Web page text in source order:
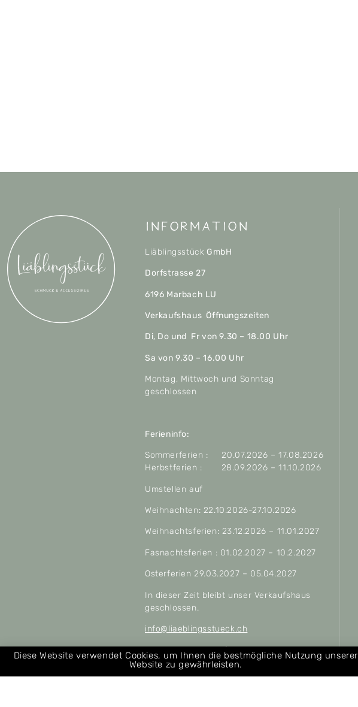
Information
Liäblingsstück GmbH
Dorfstrasse 27
6196 Marbach LU
Verkaufshaus Öffnungszeiten
Di, Do und Fr von 9.30 – 18.00 Uhr
Sa von 9.30 – 16.00 Uhr
Montag, Mittwoch und Sonntag
geschlossen
Ferieninfo:
Sommerferien : 20.07.2026 – 17.08.2026
Herbstferien : 28.09.2026 – 11.10.2026
Umstellen auf
Weihnachten: 22.10.2026-27.10.2026
Weihnachtsferien: 23.12.2026 – 11.01.2027
Fasnachtsferien : 01.02.2027 – 10.2.2027
Osterferien 29.03.2027 – 05.04.2027
In dieser Zeit bleibt unser Verkaufshaus
geschlossen.
info@liaeblingsstueck.ch
Allgemeine Geschäftsbedingungen
Über uns
Diese Website verwendet Cookies, um Ihnen die bestmögliche Nutzung unserer
Website zu gewährleisten.